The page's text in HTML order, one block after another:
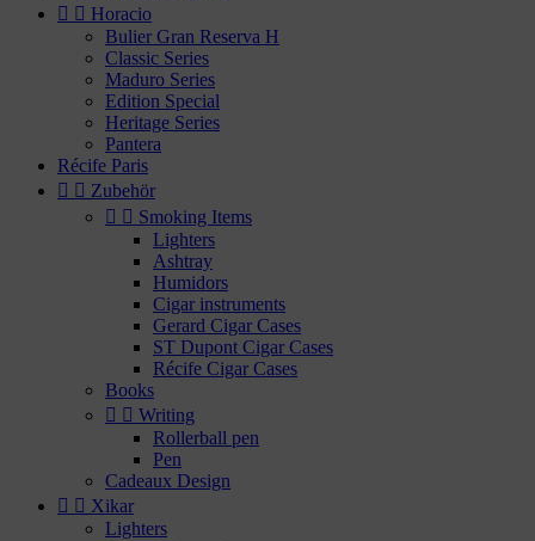
  Horacio
Bulier Gran Reserva H
Classic Series
Maduro Series
Edition Special
Heritage Series
Pantera
Récife Paris
  Zubehör
  Smoking Items
Lighters
Ashtray
Humidors
Cigar instruments
Gerard Cigar Cases
ST Dupont Cigar Cases
Récife Cigar Cases
Books
  Writing
Rollerball pen
Pen
Cadeaux Design
  Xikar
Lighters